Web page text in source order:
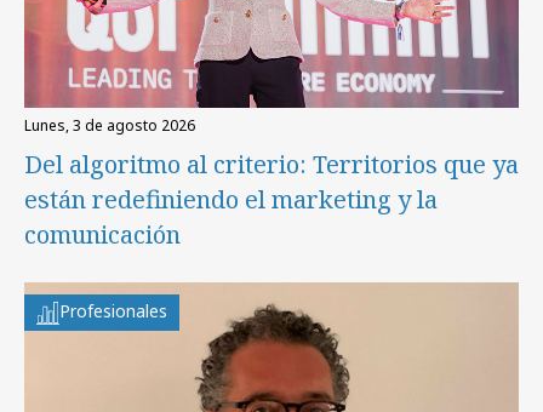
lunes, 3 de agosto 2026
Del algoritmo al criterio: Territorios que ya
están redefiniendo el marketing y la
comunicación
Profesionales